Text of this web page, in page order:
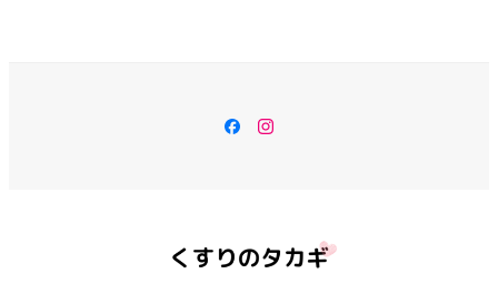
Facebook
Instagram